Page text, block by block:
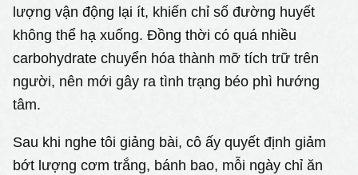
lượng vận động lại ít, khiến chỉ số đường huyết
không thể hạ xuống. Đồng thời có quá nhiều
carbohydrate chuyển hóa thành mỡ tích trữ trên
người, nên mới gây ra tình trạng béo phì hướng
tâm.
Sau khi nghe tôi giảng bài, cô ấy quyết định giảm
bớt lượng cơm trắng, bánh bao, mỗi ngày chỉ ăn